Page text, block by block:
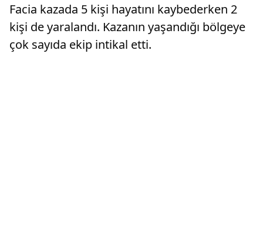
Facia kazada 5 kişi hayatını kaybederken 2
kişi de yaralandı. Kazanın yaşandığı bölgeye
çok sayıda ekip intikal etti.